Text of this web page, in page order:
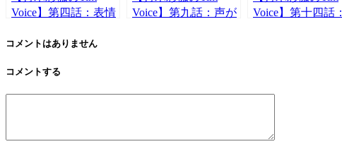
Voice】第四話：表情
の魅力アップ
Voice】第九話：声が
Voice】第十四話：
コメントはありません
コメントする